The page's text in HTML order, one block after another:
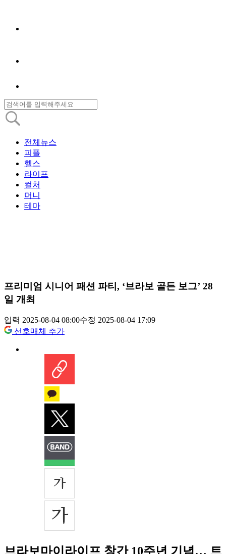
전체뉴스
피플
헬스
라이프
컬처
머니
테마
프리미엄 시니어 패션 파티, ‘브라보 골든 보그’ 28
일 개최
입력 2025-08-04 08:00수정 2025-08-04 17:09
선호매체 추가
브라보마이라이프 창간 10주년 기념… 트